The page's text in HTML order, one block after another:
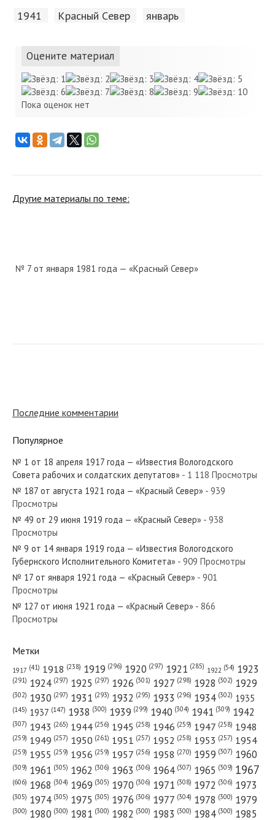
1941 Красный Cевер январь
Оцените материал
Пока оценок нет
Другие материалы по теме:
№ 7 от января 1981 года — «Красный Север»
№ 263 от ноября 1923 года — «Красный Север»
№ 145 от июня 1940 года — «Красный Север»
№ 170 от июля 1984 года — «Красный Север»
№ 189 от августа 1985 года — «Красный Север»
№ 151 от июня 1965 года — «Красный Север»
Последние комментарии
Популярное
№ 1 от 18 апреля 1917 года — «Известия Вологодского
Совета рабочих и солдатских депутатов» - 1 118 Просмотры
№ 187 от августа 1921 года — «Красный Север» - 939
Просмотры
№ 49 от 29 июня 1919 года — «Красный Север» - 938
Просмотры
№ 9 от 14 января 1919 года — «Известия Вологодского
Губернского Исполнительного Комитета» - 909 Просмотры
№ 17 от января 1921 года — «Красный Север» - 901
Просмотры
№ 127 от июня 1921 года — «Красный Север» - 866
Просмотры
Метки
1917 (41) 1918 (238) 1919 (296) 1920 (297) 1921 (285) 1922 (54) 1923
(291) 1924 (297) 1925 (297) 1926 (301) 1927 (298) 1928 (302) 1929
(302) 1930 (297) 1931 (293) 1932 (295) 1933 (296) 1934 (302) 1935
(145) 1937 (147) 1938 (300) 1939 (299) 1940 (304) 1941 (309) 1942
(307) 1943 (265) 1944 (256) 1945 (258) 1946 (259) 1947 (258) 1948
(259) 1949 (257) 1950 (261) 1951 (257) 1952 (258) 1953 (257) 1954
(259) 1955 (259) 1956 (259) 1957 (256) 1958 (270) 1959 (307) 1960
(309) 1961 (305) 1962 (306) 1963 (306) 1964 (307) 1965 (309) 1967
(606) 1968 (304) 1969 (305) 1970 (306) 1971 (308) 1972 (306) 1973
(305) 1974 (305) 1975 (305) 1976 (306) 1977 (304) 1978 (300) 1979
(300) 1980 (300) 1981 (300) 1982 (300) 1983 (300) 1984 (300) 1985